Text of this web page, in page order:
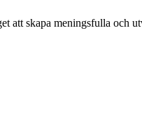
att skapa meningsfulla och